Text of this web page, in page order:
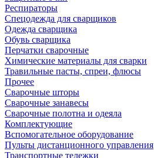
Респираторы
Спецодежда для сварщиков
Одежда сварщика
Обувь сварщика
Перчатки сварочные
Химические материалы для сварки
Травильные пасты, спреи, флюсы
Прочее
Сварочные шторы
Сварочные занавесы
Сварочные полотна и одеяла
Комплектующие
Вспомогательное оборудование
Пульты дистанционного управления
Транспортные тележки